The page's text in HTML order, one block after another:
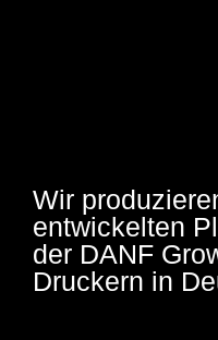
Wir
entwickelten
der DANF
Druckern in